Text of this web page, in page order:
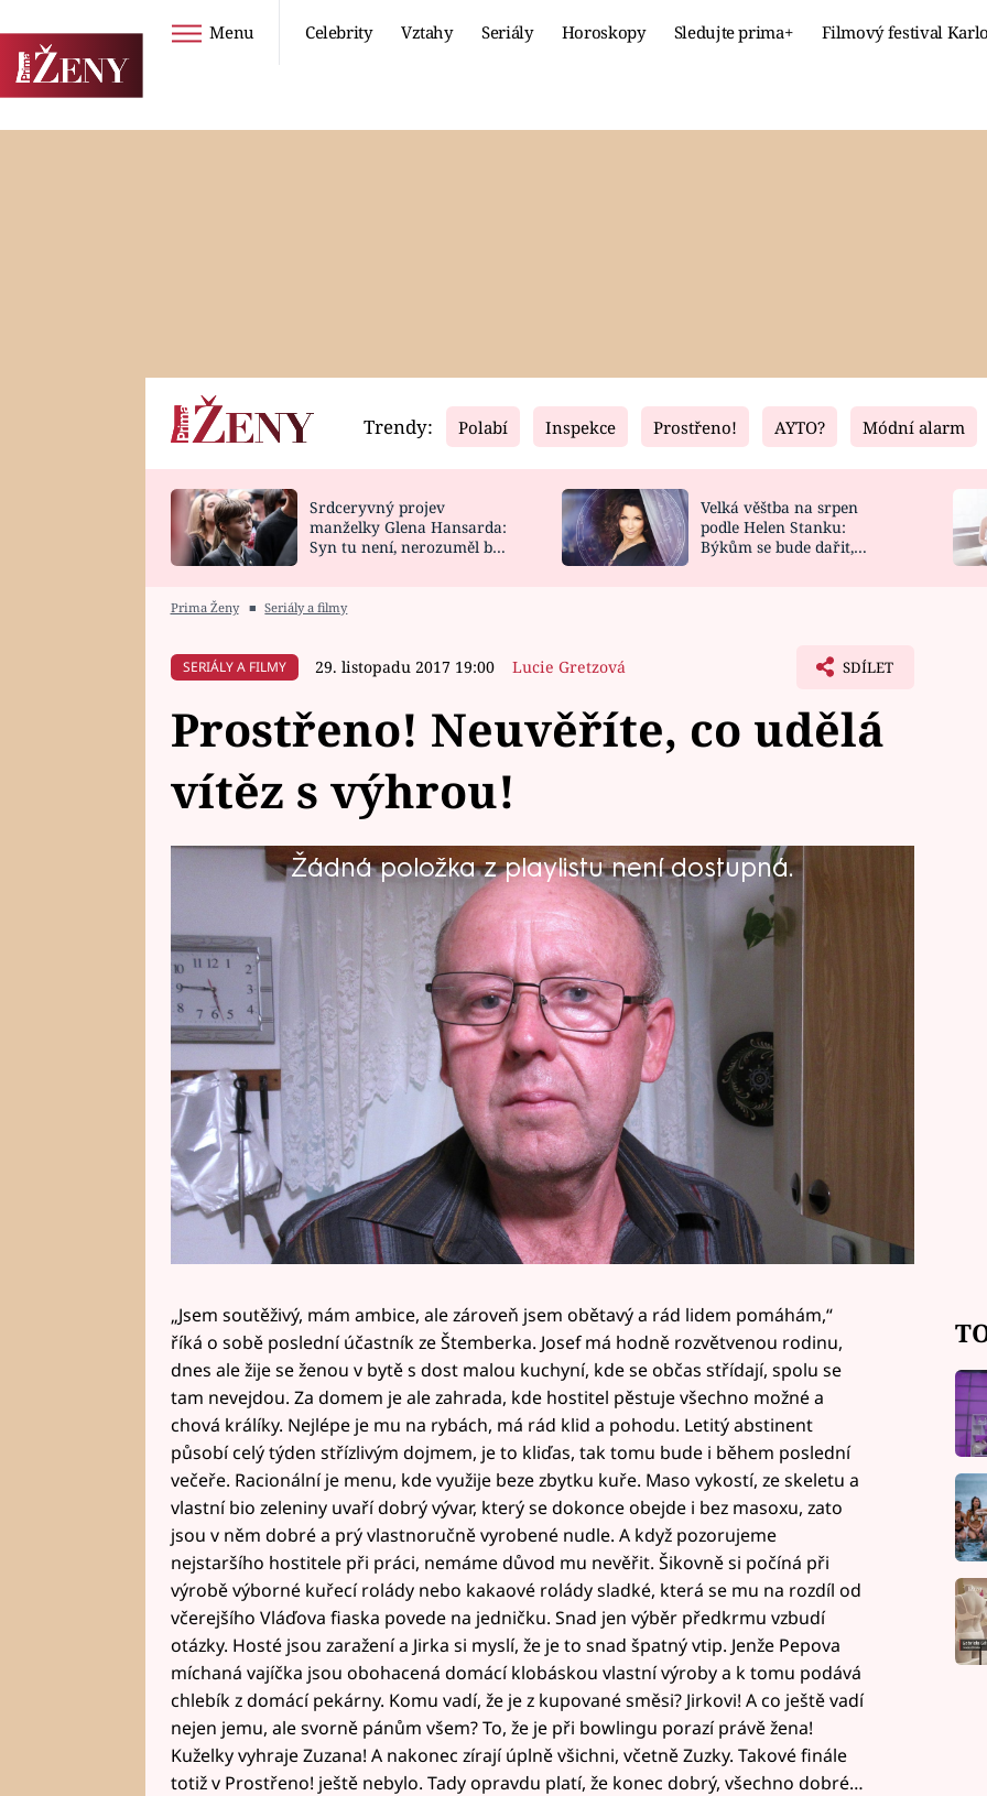
Menu Celebrity Vztahy Seriály Horoskopy Sledujte prima+ Filmový festival
Horoskopy
HOROSKOP NA
Video
CELEBRITY
VAŘENÍ
Fresh
NOVINKY
VIDEORECEPTY
Living
DESIGN
Trendy: Polabí Inspekce Prostřeno! AYTO? Módní alarm
Srdceryvný projev
manželky Glena Hansarda:
Syn tu není, nerozuměl by
Velká věštba na srpen
podle Helen Stanku:
Býkům se bude dařit,
Prima Ženy ■ Seriály a filmy
SERIÁLY A FILMY 29. listopadu 2017 19:00 Lucie Gretzová SDÍLET
Prostřeno! Neuvěříte, co udělá
vítěz s výhrou!
Žádná položka z playlistu není dostupná.
Zámečník Josef (58), nadšený rybář a otec čtyř dcer, má podobné
menu jako Vláďa, vede si však mnohem lépe.
„Jsem soutěživý, mám ambice, ale zároveň jsem obětavý a rád lidem pomáhám,“
říká o sobě poslední účastník ze Štemberka. Josef má hodně rozvětvenou rodinu,
dnes ale žije se ženou v bytě s dost malou kuchyní, kde se občas střídají, spolu se
tam nevejdou. Za domem je ale zahrada, kde hostitel pěstuje všechno možné a
chová králíky. Nejlépe je mu na rybách, má rád klid a pohodu. Letitý abstinent
působí celý týden střízlivým dojmem, je to kliďas, tak tomu bude i během poslední
večeře. Racionální je menu, kde využije beze zbytku kuře. Maso vykostí, ze skeletu a
vlastní bio zeleniny uvaří dobrý vývar, který se dokonce obejde i bez masoxu, zato
jsou v něm dobré a prý vlastnoručně vyrobené nudle. A když pozorujeme
nejstaršího hostitele při práci, nemáme důvod mu nevěřit. Šikovně si počíná při
výrobě výborné kuřecí rolády nebo kakaové rolády sladké, která se mu na rozdíl od
včerejšího Vláďova fiaska povede na jedničku. Snad jen výběr předkrmu vzbudí
otázky. Hosté jsou zaražení a Jirka si myslí, že je to snad špatný vtip. Jenže Pepova
míchaná vajíčka jsou obohacená domácí klobáskou vlastní výroby a k tomu podává
chlebík z domácí pekárny. Komu vadí, že je z kupované směsi? Jirkovi! A co ještě vadí
nejen jemu, ale svorně pánům všem? To, že je při bowlingu porazí právě žena!
Kuželky vyhraje Zuzana! A nakonec zírají úplně všichni, včetně Zuzky. Takové finále
totiž v Prostřeno! ještě nebylo. Tady opravdu platí, že konec dobrý, všechno dobré…